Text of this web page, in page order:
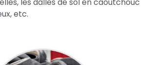
les dalles de sol en caoutchouc
etc.